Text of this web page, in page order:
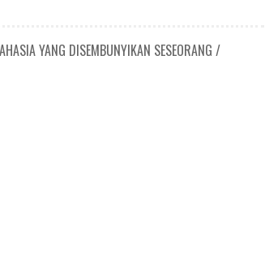
YANG DISEMBUNYIKAN SESEORANG /